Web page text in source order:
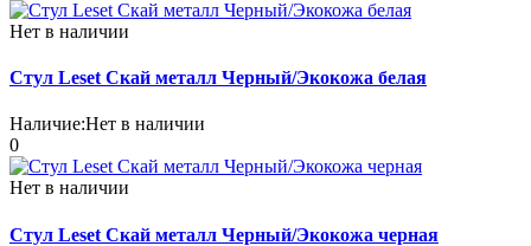
Нет в наличии
Стул Leset Скай металл Черный/Экокожа белая
Наличие:Нет в наличии
0
Нет в наличии
Стул Leset Скай металл Черный/Экокожа черная